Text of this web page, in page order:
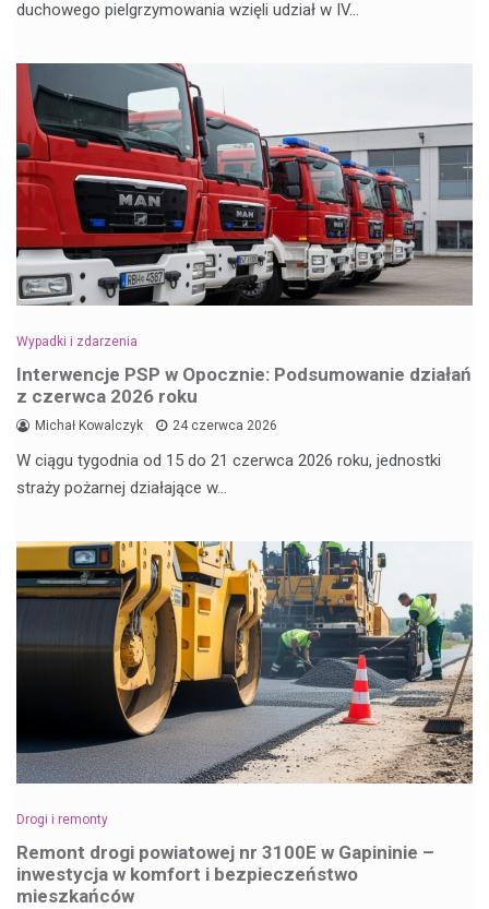
duchowego pielgrzymowania wzięli udział w IV…
Wypadki i zdarzenia
Interwencje PSP w Opocznie: Podsumowanie działań
z czerwca 2026 roku
Michał Kowalczyk 24 czerwca 2026
W ciągu tygodnia od 15 do 21 czerwca 2026 roku, jednostki
straży pożarnej działające w…
Drogi i remonty
Remont drogi powiatowej nr 3100E w Gapininie –
inwestycja w komfort i bezpieczeństwo
mieszkańców